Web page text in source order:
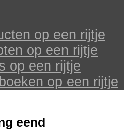
op een rijtje
op een rijtje
op een rijtje
op een rijtje
eend